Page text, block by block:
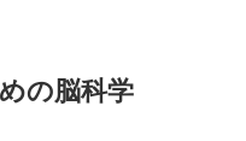
の脳科学